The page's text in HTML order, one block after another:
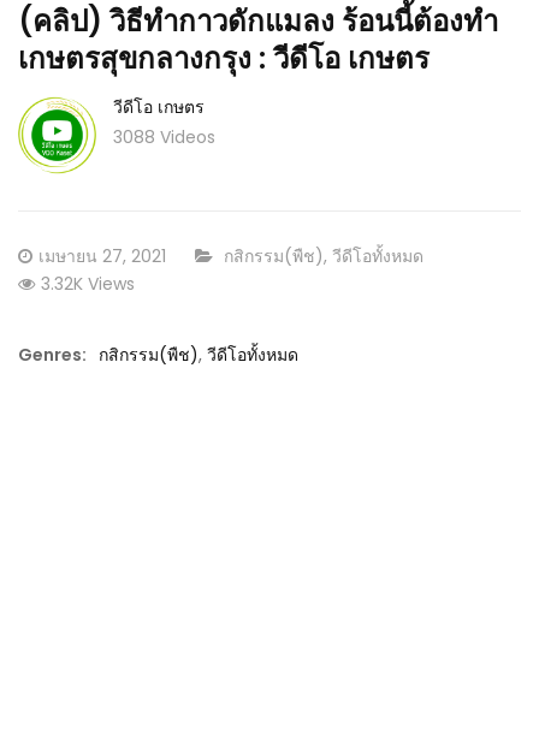
ารทำ
(คลิป) ไรแดง ระบาด ต้องเจอสูตรนี้ วิธีกำจัดไร
(คลิป) วิธีทำกาวดักแมลง ร้อนนี้ต้องทำ
เกษตรสุขกลางกรุง : วีดีโอ เกษตร
วีดีโอ เกษตร
3088 Videos
Posted
on
เมษายน 27, 2021 CATEGORY:
กสิกรรม(พืช), วีดีโอทั้งหมด
3.32K Views
Genres: กสิกรรม(พืช), วีดีโอทั้งหมด